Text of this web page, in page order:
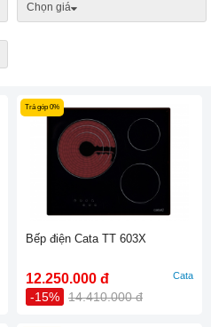
Chọn giá
Trả góp 0%
Bếp điện Cata TT 603X
12.250.000 đ
-15% 14.410.000 đ
Cata